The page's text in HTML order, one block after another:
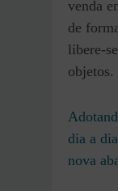
venda
de
libere-
objetos.
dia a
nova